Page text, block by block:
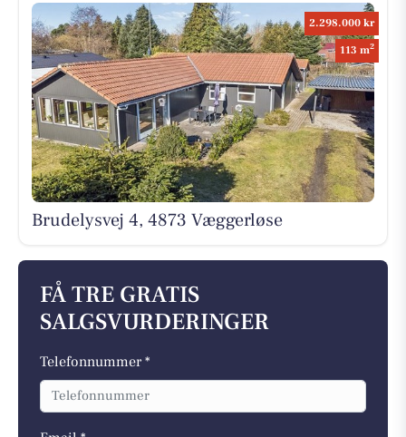
2.298.000 kr
113 m2
Brudelysvej 4, 4873 Væggerløse
FÅ TRE GRATIS
SALGSVURDERINGER
Telefonnummer *